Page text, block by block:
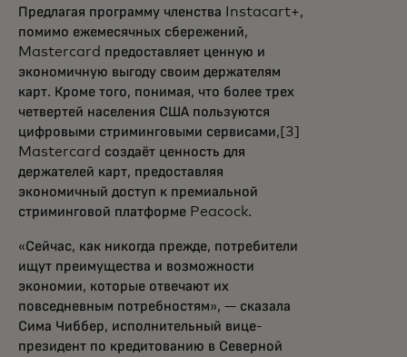
Предлагая программу членства Instacart+,
помимо ежемесячных сбережений,
Mastercard предоставляет ценную и
экономичную выгоду своим держателям
карт. Кроме того, понимая, что более трех
четвертей населения США пользуются
цифровыми стриминговыми сервисами,[3]
Mastercard создаёт ценность для
держателей карт, предоставляя
экономичный доступ к премиальной
стриминговой платформе Peacock.
«Сейчас, как никогда прежде, потребители
ищут преимущества и возможности
экономии, которые отвечают их
повседневным потребностям», — сказала
Сима Чиббер, исполнительный вице-
президент по кредитованию в Северной